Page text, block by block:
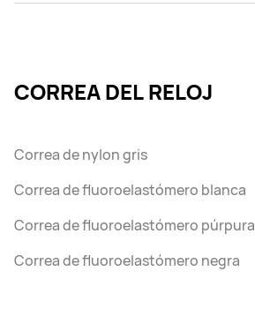
CORREA DEL RELOJ
Correa de nylon gris
Correa de fluoroelastómero blanca
Correa de fluoroelastómero púrpura
Correa de fluoroelastómero negra